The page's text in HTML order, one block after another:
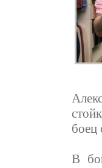
боец
В